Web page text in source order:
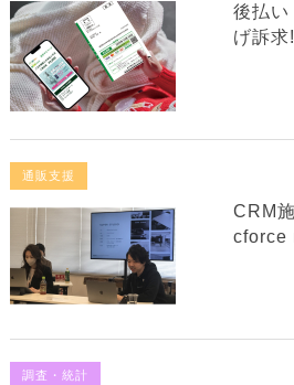
後払い
げ訴
通販支援
CRM
cforce
調査・統計